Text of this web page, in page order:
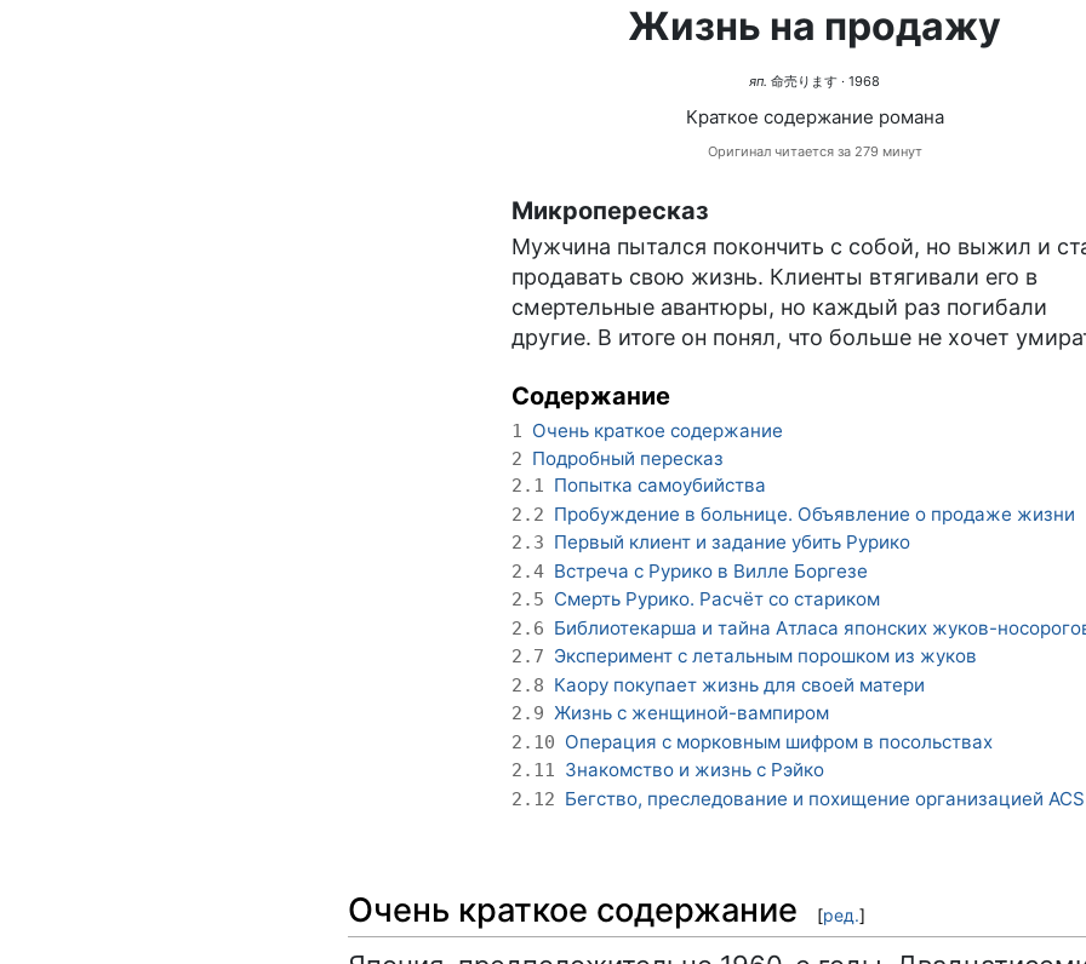
Жизнь на продажу
яп. 命売ります · 1968
Краткое содержание романа
Оригинал читается за 279 минут
Микропересказ
Мужчина пытался покончить с собой, но выжил и
продавать свою жизнь. Клиенты втягивали его в
смертельные авантюры, но каждый раз погибали
другие. В итоге он понял, что больше не хочет
Содержание
1 Очень краткое содержание
2 Подробный пересказ
2.1 Попытка самоубийства
2.2 Пробуждение в больнице. Объявление о продаже жизни
2.3 Первый клиент и задание убить Рурико
2.4 Встреча с Рурико в Вилле Боргезе
2.5 Смерть Рурико. Расчёт со стариком
2.6 Библиотекарша и тайна Атласа японских жуков-
2.7 Эксперимент с летальным порошком из жуков
2.8 Каору покупает жизнь для своей матери
2.9 Жизнь с женщиной-вампиром
2.10 Операция с морковным шифром в посольствах
2.11 Знакомство и жизнь с Рэйко
2.12 Бегство, преследование и похищение организацией ACS
Очень краткое содержание [ред.]